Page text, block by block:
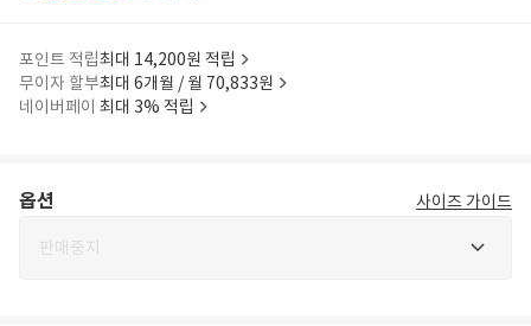
포인트 적립최대 14,200원 적립
무이자 할부최대 6개월 / 월 70,833원
네이버페이 최대 3% 적립
옵션 사이즈 가이드
판매중지